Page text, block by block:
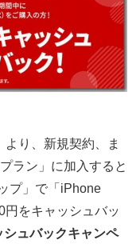
り、新規契約、ま
ラン」に加入すると
プ」で「iPhone
をキャッシュバッ
ュバックキャンペ